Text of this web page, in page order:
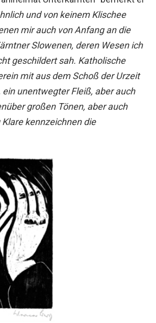
und von keinem Klischee
mir auch von Anfang an die
Slowenen, deren Wesen ich
geschildert sah. Katholische
mit aus dem Schoß der Urzeit
unentwegter Fleiß, aber auch
großen Tönen, aber auch
kennzeichnen die